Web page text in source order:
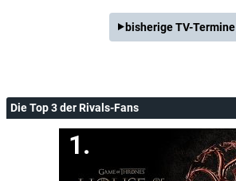
bisherige TV-Termine
Die Top 3 der Rivals-Fans